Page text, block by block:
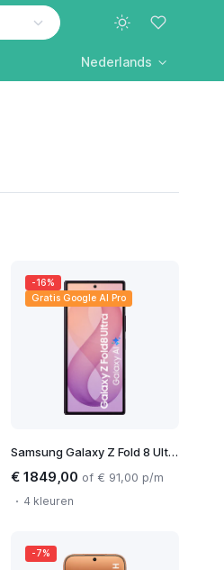
Nederlands
-16%
Gratis Google AI Pro
Samsung Galaxy Z Fold 8 Ultra
€ 1849,00 of € 91,00 p/m
4 kleuren
-7%